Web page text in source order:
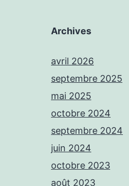
Archives
avril 2026
septembre 2025
mai 2025
octobre 2024
septembre 2024
juin 2024
octobre 2023
août 2023